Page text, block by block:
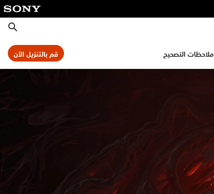
بحث
ملاحظات التصحيح قم بالتنزيل الآن